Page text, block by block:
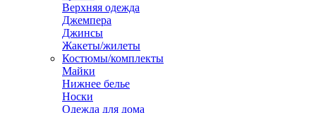
Верхняя одежда
Джемпера
Джинсы
Жакеты/жилеты
Костюмы/комплекты
Майки
Нижнее белье
Носки
Одежда для дома